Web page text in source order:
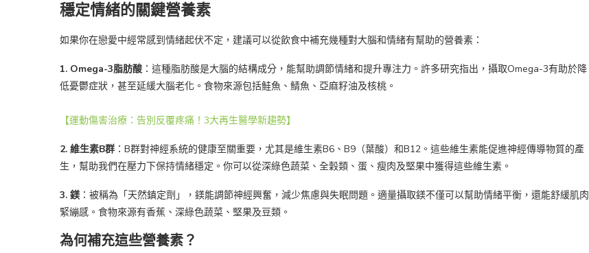
穩定情緒的關鍵營養素
如果你在戀愛中經常感到情緒起伏不定，建議可以從飲食中補充幾種對大腦和情緒有幫助的營養素：
1. Omega-3脂肪酸 ：這種脂肪酸是大腦的結構成分，能幫助調節情緒和提升專注力。許多研究指出，攝取Omega-3有助於降
低憂鬱症狀，甚至延緩大腦老化。食物來源包括鮭魚、鯖魚、亞麻籽油及核桃。
【運動傷害治療：告別反覆疼痛！3大再生醫學新趨勢】
2. 維生素B群 ：B群對神經系統的健康至關重要，尤其是維生素B6、B9（葉酸）和B12。這些維生素能促進神經傳導物質的產
生，幫助我們在壓力下保持情緒穩定。你可以從深綠色蔬菜、全穀類、蛋、瘦肉及堅果中獲得這些維生素。
3. 鎂 ：被稱為「天然鎮定劑」，鎂能調節神經興奮，減少焦慮與失眠問題。適量攝取鎂不僅可以幫助情緒平衡，還能舒緩肌肉
緊繃感。食物來源有香蕉、深綠色蔬菜、堅果及豆類。
為何補充這些營養素？